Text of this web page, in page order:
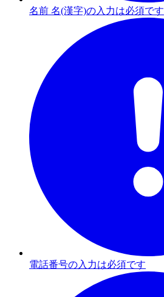
名前 名(漢字)の入力は必須です
電話番号の入力は必須です